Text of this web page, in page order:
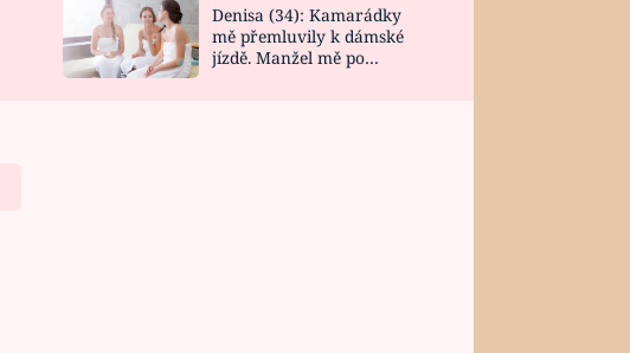
DESIGN
Denisa (34): Kamarádky
mě přemluvily k dámské
jízdě. Manžel mě po